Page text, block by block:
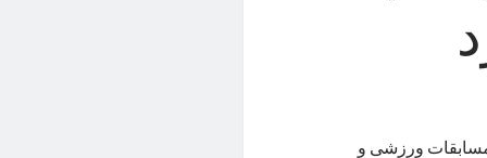
مسابقات ورزشی و